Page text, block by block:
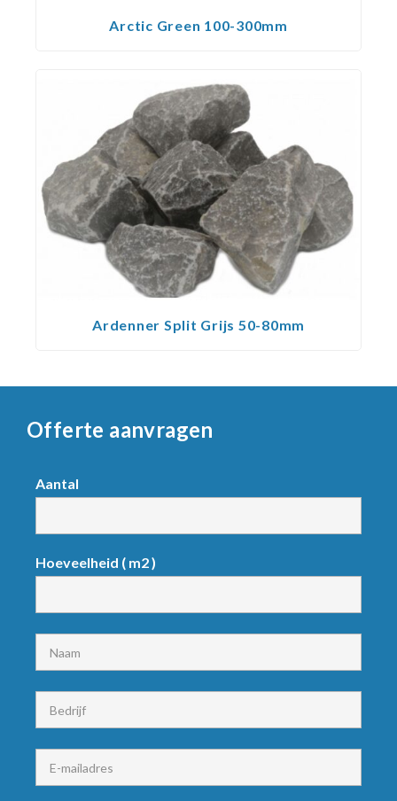
Arctic Green 100-300mm
Ardenner Split Grijs 50-80mm
Offerte aanvragen
Request
Aantal
Hoeveelheid ( m2 )